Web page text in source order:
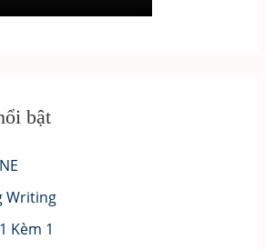
bật
Writing
Kèm 1